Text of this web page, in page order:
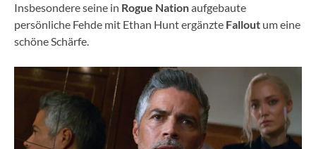
Insbesondere seine in Rogue Nationaufgebaute
persönliche Fehde mit Ethan Hunt ergänzte Fallout um eine
schöne Schärfe.